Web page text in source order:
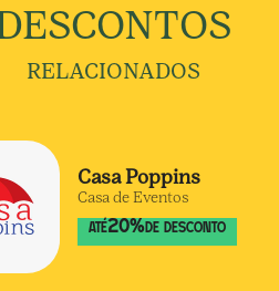
RELACIONADOS
Casa Poppins
Casa de Eventos
ATÉ20%DE DESCONTO